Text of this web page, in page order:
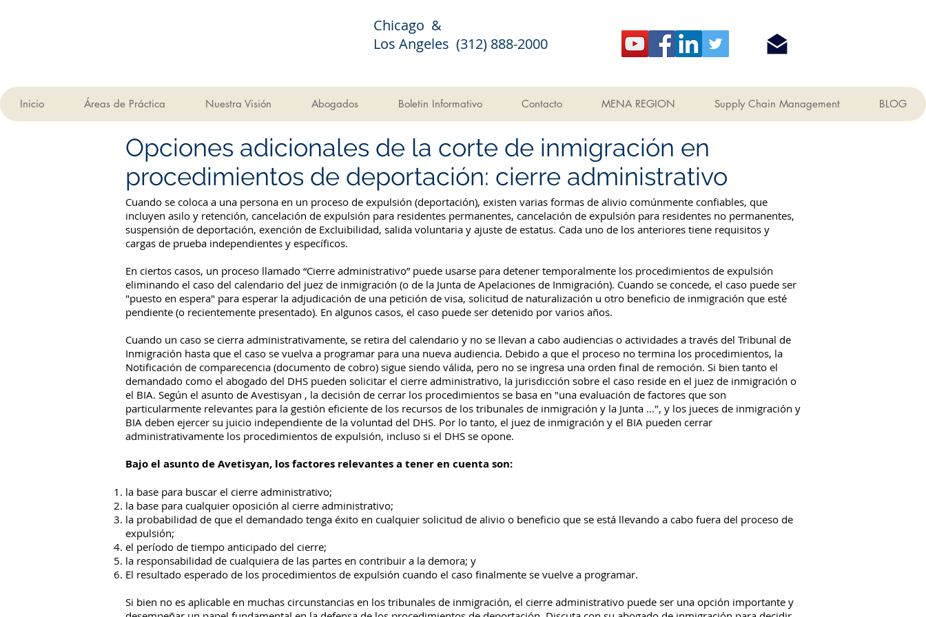
Chicago &
Los Angeles (312) 888-2000
Inicio Áreas de Práctica Nuestra Visión Abogados Boletin Informativo Contacto MENA REGION Supply Chain Management BLOG
Opciones adicionales de la corte de inmigración en
procedimientos de deportación: cierre administrativo
Cuando se coloca a una persona en un proceso de expulsión (deportación), existen varias formas de alivio comúnmente confiables, que
incluyen asilo y retención, cancelación de expulsión para residentes permanentes, cancelación de expulsión para residentes no permanentes,
suspensión de deportación, exención de Excluibilidad, salida voluntaria y ajuste de estatus. Cada uno de los anteriores tiene requisitos y
cargas de prueba independientes y específicos.
En ciertos casos, un proceso llamado “Cierre administrativo” puede usarse para detener temporalmente los procedimientos de expulsión
eliminando el caso del calendario del juez de inmigración (o de la Junta de Apelaciones de Inmigración). Cuando se concede, el caso puede ser
"puesto en espera" para esperar la adjudicación de una petición de visa, solicitud de naturalización u otro beneficio de inmigración que esté
pendiente (o recientemente presentado). En algunos casos, el caso puede ser detenido por varios años.
Cuando un caso se cierra administrativamente, se retira del calendario y no se llevan a cabo audiencias o actividades a través del Tribunal de
Inmigración hasta que el caso se vuelva a programar para una nueva audiencia. Debido a que el proceso no termina los procedimientos, la
Notificación de comparecencia (documento de cobro) sigue siendo válida, pero no se ingresa una orden final de remoción. Si bien tanto el
demandado como el abogado del DHS pueden solicitar el cierre administrativo, la jurisdicción sobre el caso reside en el juez de inmigración o
el BIA. Según el asunto de Avestisyan , la decisión de cerrar los procedimientos se basa en "una evaluación de factores que son
particularmente relevantes para la gestión eficiente de los recursos de los tribunales de inmigración y la Junta ...", y los jueces de inmigración y
BIA deben ejercer su juicio independiente de la voluntad del DHS. Por lo tanto, el juez de inmigración y el BIA pueden cerrar
administrativamente los procedimientos de expulsión, incluso si el DHS se opone.
Bajo el asunto de Avetisyan, los factores relevantes a tener en cuenta son:
la base para buscar el cierre administrativo;
la base para cualquier oposición al cierre administrativo;
la probabilidad de que el demandado tenga éxito en cualquier solicitud de alivio o beneficio que se está llevando a cabo fuera del proceso de
expulsión;
el período de tiempo anticipado del cierre;
la responsabilidad de cualquiera de las partes en contribuir a la demora; y
El resultado esperado de los procedimientos de expulsión cuando el caso finalmente se vuelve a programar.
Si bien no es aplicable en muchas circunstancias en los tribunales de inmigración, el cierre administrativo puede ser una opción importante y